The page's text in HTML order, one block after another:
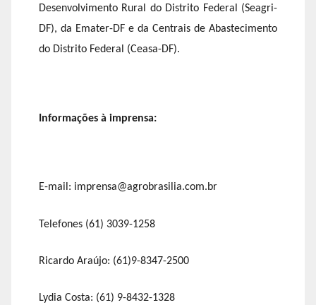
Desenvolvimento Rural do Distrito Federal (Seagri-
DF), da Emater-DF e da Centrais de Abastecimento
do Distrito Federal (Ceasa-DF).
Informações à imprensa:
E-mail: imprensa@agrobrasilia.com.br
Telefones (61) 3039-1258
Ricardo Araújo: (61)9-8347-2500
Lydia Costa: (61) 9-8432-1328